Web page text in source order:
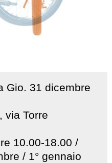
Gio. 31 dicembre
via Torre
10.00-18.00 /
/ 1° gennaio